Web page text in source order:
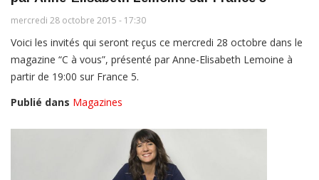
mercredi 28 octobre 2015 - 17:30
Voici les invités qui seront reçus ce mercredi 28 octobre dans le
magazine “C à vous”, présenté par Anne-Elisabeth Lemoine à
partir de 19:00 sur France 5.
Publié dans Magazines